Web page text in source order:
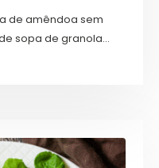
de amêndoa sem
sopa de granola...